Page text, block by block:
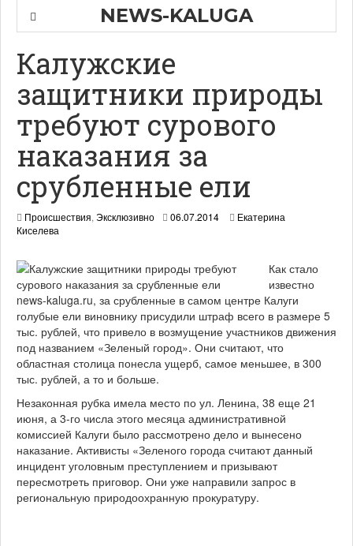
NEWS-KALUGA
Калужские
защитники природы
требуют сурового
наказания за
срубленные ели
Происшествия, Эксклюзивно 06.07.20140
7
.
2
1
4
Екатерина
Киселева
Как стало
известно
news-kaluga.ru, за срубленные в самом центре Калуги
голубые ели виновнику присудили штраф всего в размере 5
тыс. рублей, что привело в возмущение участников движения
под названием «Зеленый город». Они считают, что
областная столица понесла ущерб, самое меньшее, в 300
тыс. рублей, а то и больше.
Незаконная рубка имела место по ул. Ленина, 38 еще 21
июня, а 3-го числа этого месяца административной
комиссией Калуги было рассмотрено дело и вынесено
наказание. Активисты «Зеленого города считают данный
инцидент уголовным преступлением и призывают
пересмотреть приговор. Они уже направили запрос в
региональную природоохранную прокуратуру.